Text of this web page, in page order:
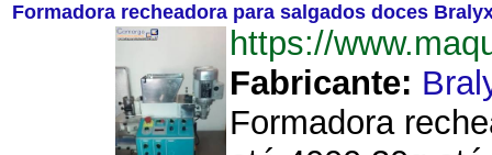
Formadora recheadora para salgados doces
https://
Fabricante:
Formadora